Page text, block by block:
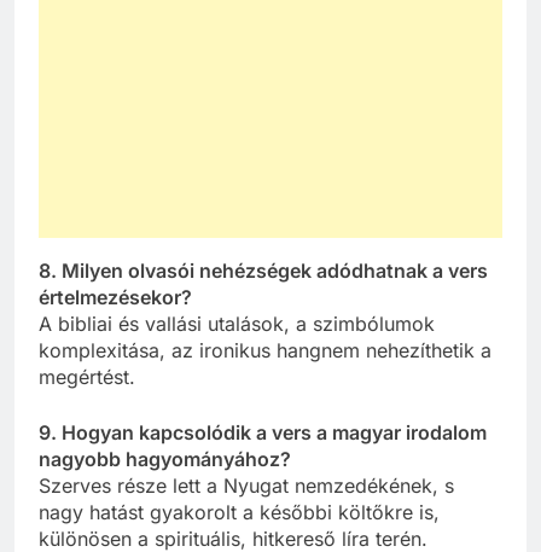
8. Milyen olvasói nehézségek adódhatnak a vers
értelmezésekor?
A bibliai és vallási utalások, a szimbólumok
komplexitása, az ironikus hangnem nehezíthetik a
megértést.
9. Hogyan kapcsolódik a vers a magyar irodalom
nagyobb hagyományához?
Szerves része lett a Nyugat nemzedékének, s
nagy hatást gyakorolt a későbbi költőkre is,
különösen a spirituális, hitkereső líra terén.